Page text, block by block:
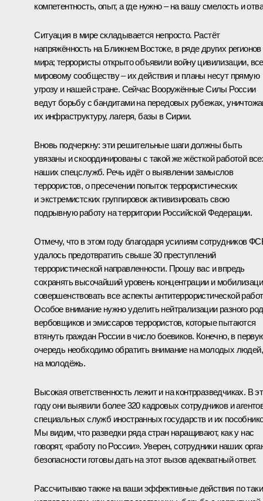
компетентность, опыт, а где нужно – на вашу смелость и
Ситуация в мире складывается непросто. Растёт
напряжённость на Ближнем Востоке, в ряде других регионов
мира; террористы открыто объявили войну цивилизации,
мировому сообществу – их действия и планы несут прямую
угрозу и нашей стране. Сейчас Вооружённые Силы России
ведут борьбу с бандитами на передовых рубежах,
их инфраструктуру, лагеря, базы в Сирии.
Вновь подчеркну: эти решительные шаги должны быть
увязаны и скоординированы с такой же жёсткой работой
наших спецслужб. Речь идёт о выявлении замыслов
террористов, о пресечении попыток террористических
и экстремистских группировок активизировать свою
подрывную работу на территории Российской Федерации.
Отмечу, что в этом году благодаря усилиям сотрудников
удалось предотвратить свыше 30 преступлений
террористической направленности. Прошу вас и впредь
сохранять высочайший уровень концентрации и
совершенствовать все аспекты антитеррористической
Особое внимание нужно уделить нейтрализации разного
вербовщиков и эмиссаров террористов, которые пытаются
втянуть граждан России в число боевиков. Конечно, в
очередь необходимо обратить внимание на молодых людей,
на молодёжь.
Высокая ответственность лежит и на контрразведчиках. В
году они выявили более 320 кадровых сотрудников и
специальных служб иностранных государств и их
Мы видим, что разведки ряда стран наращивают, как у нас
говорят, «работу по России». Уверен, сотрудники наших
безопасности готовы дать на этот вызов адекватный ответ.
Рассчитываю также на ваши эффективные действия по